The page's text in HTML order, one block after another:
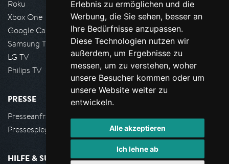
Erlebnis zu ermöglichen und die
Werbung, die Sie sehen, besser an
Ihre Bedürfnisse anzupassen.
Diese Technologien nutzen wir
außerdem, um Ergebnisse zu
messen, um zu verstehen, woher
unsere Besucher kommen oder um
unsere Website weiter zu
entwickeln.
Alle akzeptieren
Ich lehne ab
Roku
Xbox One
Google Cast
Samsung TV
LG TV
Philips TV
PRESSE
Presseanfrage stellen
Pressespiegel
HILFE & SUPPORT